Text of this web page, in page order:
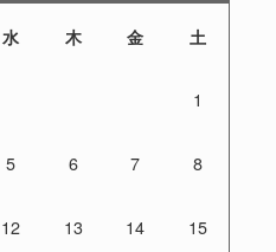
水 木 金 土
1
5 6 7 8
12 13 14 15